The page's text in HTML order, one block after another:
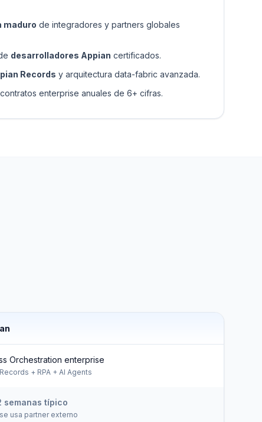
maduro de integradores y partners globales
desarrolladores Appian certificados.
Records y arquitectura data-fabric avanzada.
enterprise anuales de 6+ cifras.
Orchestration enterprise
+ RPA + AI Agents
semanas típico
usa partner externo